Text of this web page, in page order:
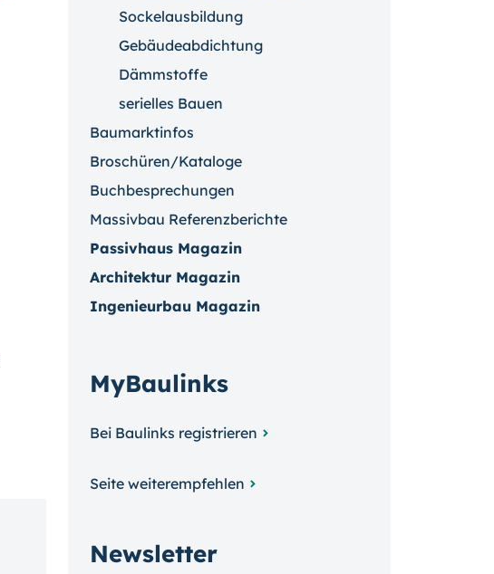
Sockelausbildung
Gebäudeabdichtung
Dämmstoffe
serielles Bauen
Baumarktinfos
Broschüren/Kataloge
Buchbesprechungen
Massivbau Referenzberichte
Passivhaus Magazin
Architektur Magazin
Ingenieurbau Magazin
MyBaulinks
Bei Baulinks registrieren
Seite weiterempfehlen
Newsletter